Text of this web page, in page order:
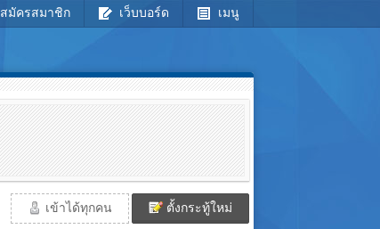
สมัครสมาชิก เว็บบอร์ด เมนู
เข้าได้ทุกคน ตั้งกระทู้ใหม่